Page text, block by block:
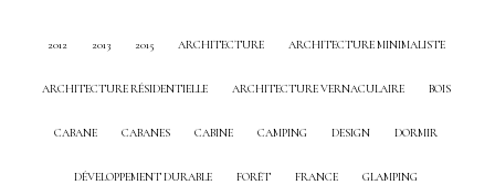
2012 2013 2015 ARCHITECTURE ARCHITECTURE MINIMALISTE
ARCHITECTURE RÉSIDENTIELLE ARCHITECTURE VERNACULAIRE BOIS
CABANE CABANES CABINE CAMPING DESIGN DORMIR
DÉVELOPPEMENT DURABLE FORÊT FRANCE GLAMPING